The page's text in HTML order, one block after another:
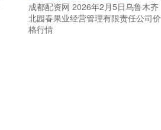
成都配资网 2026年2月5日乌鲁木齐
北园春果业经营管理有限责任公司价
格行情